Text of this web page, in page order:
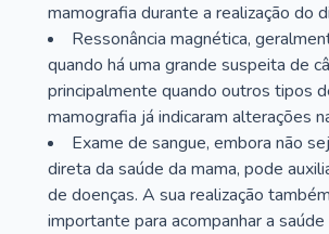
mamografia durante a realização do
Ressonância magnética,
quando há uma grande suspeita de
principalmente quando outros tipos
mamografia já indicaram alterações
Exame de sangue, embora não
direta da saúde da mama, pode
de doenças. A sua realização
importante para acompanhar a